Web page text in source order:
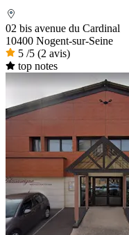
02 bis avenue du Cardinal
10400 Nogent-sur-Seine
5 /5 (2 avis)
top notes